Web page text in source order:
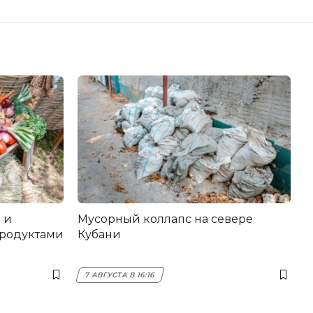
и
Мусорный коллапс на севере
Кубани
7 АВГУСТА В 16:16